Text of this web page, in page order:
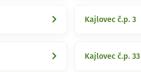
Kajlovec č.p. 3
Kajlovec č.p. 33